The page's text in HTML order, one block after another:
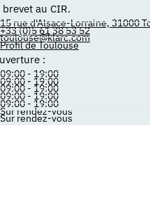
au CIR.
15 rue d'Alsace-Lorraine, 31000
+33 (0)5 61 38 53 52
toulouse@klarc.com
Profil de Toulouse
:
09:00 - 19:00
09:00 - 19:00
09:00 - 19:00
09:00 - 19:00
09:00 - 19:00
Sur rendez-vous
Sur rendez-vous